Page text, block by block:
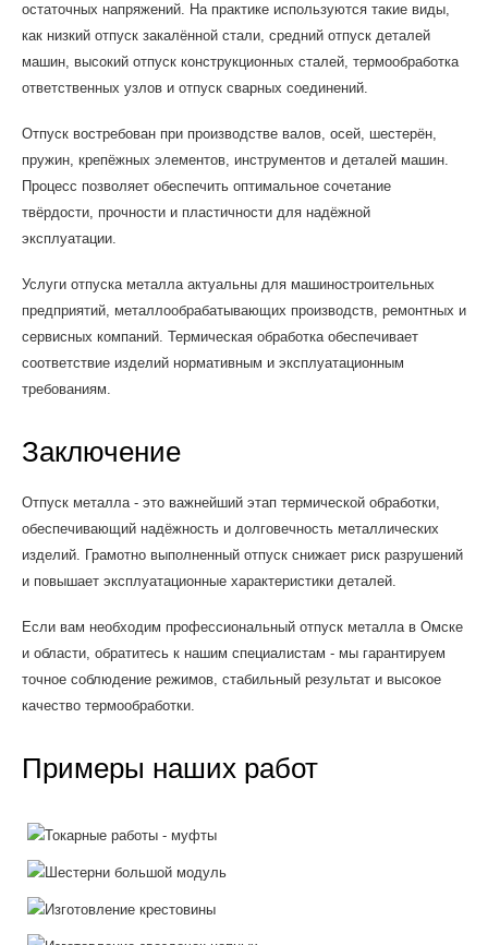
остаточных напряжений. На практике используются такие виды,
как низкий отпуск закалённой стали, средний отпуск деталей
машин, высокий отпуск конструкционных сталей, термообработка
ответственных узлов и отпуск сварных соединений.
Отпуск востребован при производстве валов, осей, шестерён,
пружин, крепёжных элементов, инструментов и деталей машин.
Процесс позволяет обеспечить оптимальное сочетание
твёрдости, прочности и пластичности для надёжной
эксплуатации.
Услуги отпуска металла актуальны для машиностроительных
предприятий, металлообрабатывающих производств, ремонтных и
сервисных компаний. Термическая обработка обеспечивает
соответствие изделий нормативным и эксплуатационным
требованиям.
Заключение
Отпуск металла - это важнейший этап термической обработки,
обеспечивающий надёжность и долговечность металлических
изделий. Грамотно выполненный отпуск снижает риск разрушений
и повышает эксплуатационные характеристики деталей.
Если вам необходим профессиональный отпуск металла в Омске
и области, обратитесь к нашим специалистам - мы гарантируем
точное соблюдение режимов, стабильный результат и высокое
качество термообработки.
Примеры наших работ